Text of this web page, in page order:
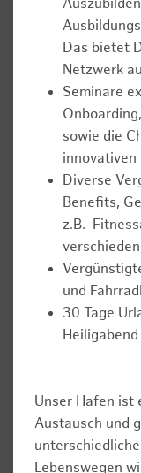
Das bietet
Netzwerk
Seminare
sowie die
innovativen
Diverse
Benefits,
z.B.
und
30 Tage
Unser Hafen ist
Austausch und
Lebenswegen